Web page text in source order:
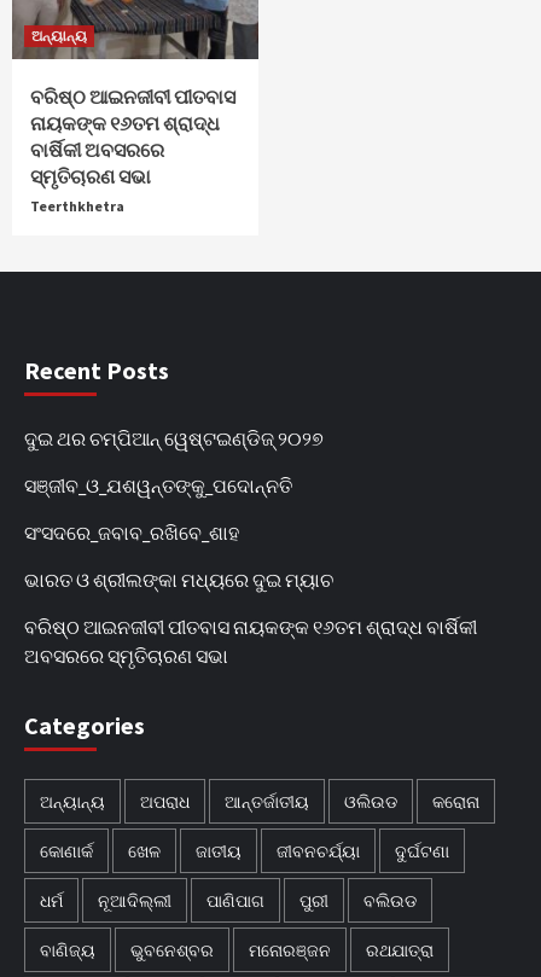
ଅନ୍ୟାନ୍ୟ
ବରିଷ୍ଠ ଆଇନଜୀବୀ ପୀତବାସ
ନାୟକଙ୍କ ୧୬ତମ ଶ୍ରାଦ୍ଧ
ବାର୍ଷିକୀ ଅବସରରେ
ସ୍ମୃତିଚାରଣ ସଭା
Teerthkhetra
Recent Posts
ଦୁଇ ଥର ଚମ୍ପିଆନ୍‌ ୱେଷ୍ଟଇଣ୍ଡିଜ୍‌ ୨୦୨୭
ସଞ୍ଜୀବ_ଓ_ଯଶୱନ୍ତଙ୍କୁ_ପଦୋନ୍ନତି
ସଂସଦରେ_ଜବାବ_ରଖିବେ_ଶାହ
ଭାରତ ଓ ଶ୍ରୀଲଙ୍କା ମଧ୍ୟରେ ଦୁଇ ମ୍ୟାଚ
ବରିଷ୍ଠ ଆଇନଜୀବୀ ପୀତବାସ ନାୟକଙ୍କ ୧୬ତମ ଶ୍ରାଦ୍ଧ ବାର୍ଷିକୀ
ଅବସରରେ ସ୍ମୃତିଚାରଣ ସଭା
Categories
ଅନ୍ୟାନ୍ୟ ଅପରାଧ ଆନ୍ତର୍ଜାତୀୟ ଓଲିଉଡ କରୋନା
କୋଣାର୍କ ଖେଳ ଜାତୀୟ ଜୀବନଚର୍ଯ୍ୟା ଦୁର୍ଘଟଣା
ଧର୍ମ ନୂଆଦିଲ୍ଲୀ ପାଣିପାଗ ପୁରୀ ବଲିଉଡ
ବାଣିଜ୍ୟ ଭୁବନେଶ୍ବର ମନୋରଞ୍ଜନ ରଥଯାତ୍ରା